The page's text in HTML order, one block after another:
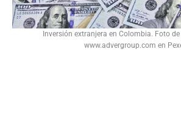
Inversión extranjera en Colombia. Foto
www.advergroup.com en